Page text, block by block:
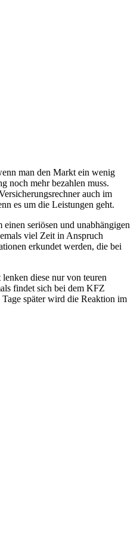
man den Markt ein wenig
noch mehr bezahlen muss.
auch im
es um die Leistungen geht.
seriösen und unabhängigen
viel Zeit in Anspruch
erkundet werden, die bei
diese nur von teuren
findet sich bei dem KFZ
später wird die Reaktion im